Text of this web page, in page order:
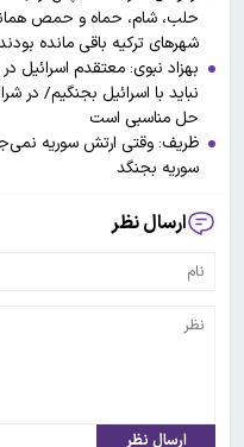
حلب، شام، حماه و حمص
شهرهای ترکیه باقی مانده
بهزاد نبوی: معتقدم اسرائیل
نباید با اسرائیل بجنگیم/ در
حل مناسبی است
ظریف: وقتی ارتش سوریه
سوریه بجنگد
ارسال نظر
ارسال نظر